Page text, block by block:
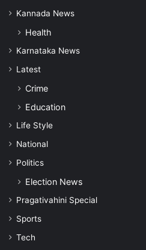
Kannada News
Health
Karnataka News
Latest
Crime
Education
Life Style
National
Politics
Election News
Pragativahini Special
Sports
Tech